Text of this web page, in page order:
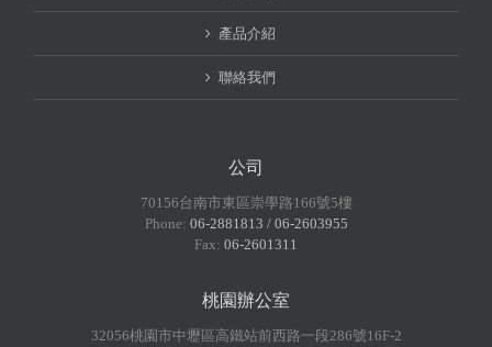
產品介紹
聯絡我們
公司
70156台南市東區崇學路166號5樓
Phone: 06-2881813 / 06-2603955
Fax: 06-2601311
桃園辦公室
32056桃園市中壢區高鐵站前西路一段286號16F-2